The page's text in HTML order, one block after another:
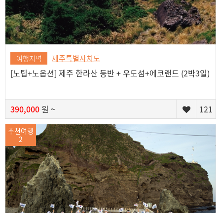
여행지역 제주특별자치도
[노팁+노옵션] 제주 한라산 등반 + 우도섬+에코랜드 (2박3일)
390,000원 ~ 121
추천여행
2